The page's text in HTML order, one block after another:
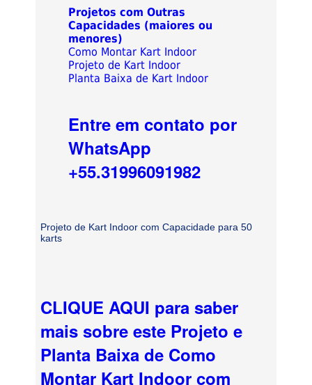
Projetos com Outras
Capacidades (maiores ou
menores)
Como Montar Kart Indoor
Projeto de Kart Indoor
Planta Baixa de Kart Indoor
Entre em contato por
WhatsApp
+55.31996091982
Projeto de Kart Indoor com Capacidade para 50
karts
CLIQUE AQUI para saber
mais sobre este Projeto e
Planta Baixa de Como
Montar Kart Indoor com